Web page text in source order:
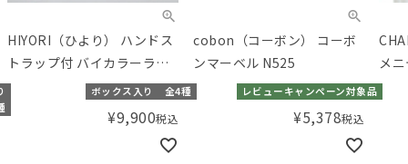
HIYORI（ひより） ハンドス
トラップ付 バイカラーラウ
ンドB7ウォレットボックス入り 全4種
¥9,900税込
cobon（コーボン） コーボ
ンマーベル N525
レビューキャンペーン対象品
¥5,378税込
メ
50g